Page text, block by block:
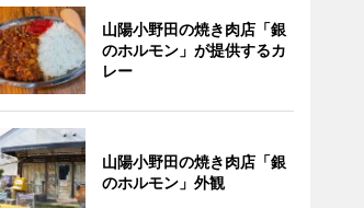
山陽小野田の焼き肉店「銀
のホルモン」が提供するカ
レー
山陽小野田の焼き肉店「銀
のホルモン」外観